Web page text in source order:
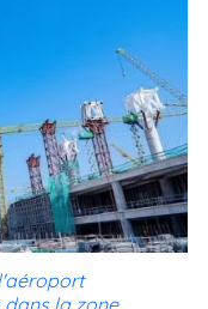
dans la zone